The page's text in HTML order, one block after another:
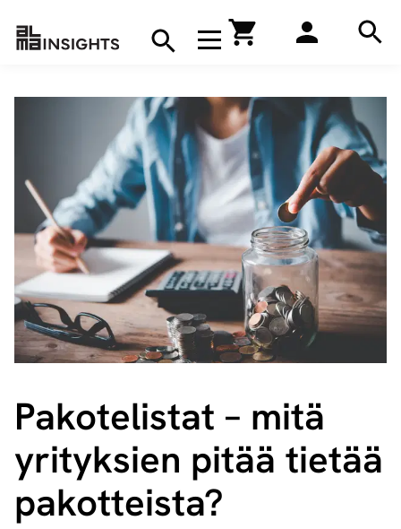
Avaa navigaatio
Hae
Pakotelistat – mitä
yrityksien pitää tietää
pakotteista?